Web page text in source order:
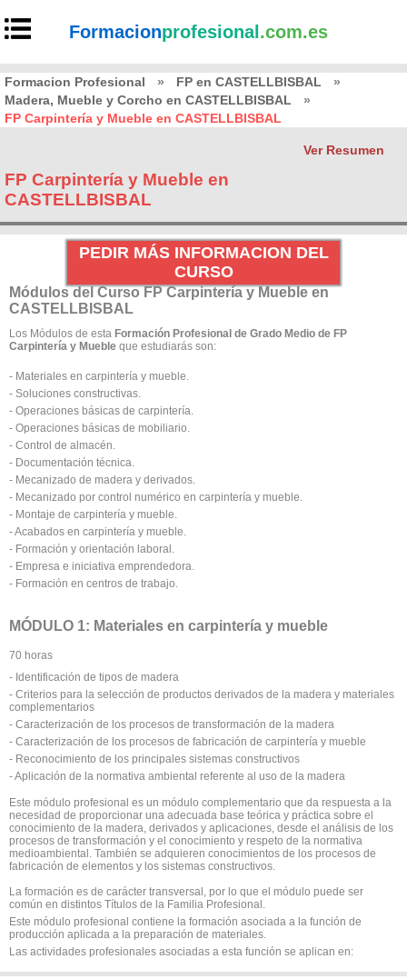
Formacionprofesional .com.es
Formacion Profesional » FP en CASTELLBISBAL
»
Madera, Mueble y Corcho en CASTELLBISBAL
»
FP Carpintería y Mueble en CASTELLBISBAL
Ver Resumen
FP Carpintería y Mueble en
CASTELLBISBAL
PEDIR MÁS INFORMACION DEL
CURSO
Módulos del Curso FP Carpintería y Mueble en
CASTELLBISBAL
Los Módulos de esta Formación Profesional de Grado Medio de FP
Carpintería y Mueble que estudiarás son:
- Materiales en carpintería y mueble.
- Soluciones constructivas.
- Operaciones básicas de carpintería.
- Operaciones básicas de mobiliario.
- Control de almacén.
- Documentación técnica.
- Mecanizado de madera y derivados.
- Mecanizado por control numérico en carpintería y mueble.
- Montaje de carpintería y mueble.
- Acabados en carpintería y mueble.
- Formación y orientación laboral.
- Empresa e iniciativa emprendedora.
- Formación en centros de trabajo.
MÓDULO 1: Materiales en carpintería y mueble
70 horas
- Identificación de tipos de madera
- Criterios para la selección de productos derivados de la madera y materiales
complementarios
- Caracterización de los procesos de transformación de la madera
- Caracterización de los procesos de fabricación de carpintería y mueble
- Reconocimiento de los principales sistemas constructivos
- Aplicación de la normativa ambiental referente al uso de la madera
Este módulo profesional es un módulo complementario que da respuesta a la
necesidad de proporcionar una adecuada base teórica y práctica sobre el
conocimiento de la madera, derivados y aplicaciones, desde el análisis de los
procesos de transformación y el conocimiento y respeto de la normativa
medioambiental. También se adquieren conocimientos de los procesos de
fabricación de elementos y los sistemas constructivos.
La formación es de carácter transversal, por lo que el módulo puede ser
común en distintos Títulos de la Familia Profesional.
Este módulo profesional contiene la formación asociada a la función de
producción aplicada a la preparación de materiales.
Las actividades profesionales asociadas a esta función se aplican en: